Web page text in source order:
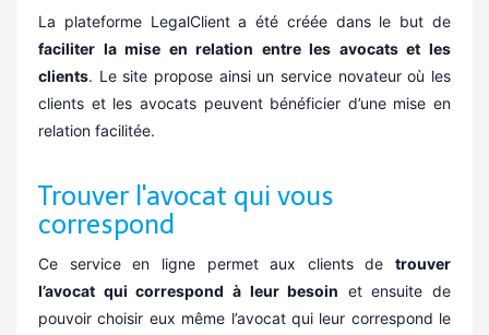
La plateforme LegalClient a été créée dans le but de
faciliter la mise en relation entre les avocats et les
clients. Le site propose ainsi un service novateur où les
clients et les avocats peuvent bénéficier d’une mise en
relation facilitée.
Trouver l'avocat qui vous
correspond
Ce service en ligne permet aux clients de trouver
l’avocat qui correspond à leur besoin et ensuite de
pouvoir choisir eux même l’avocat qui leur correspond le